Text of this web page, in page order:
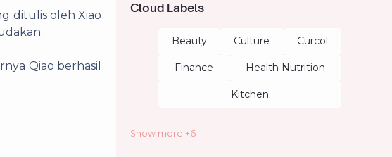
ditulis oleh Xiao
Qiao berhasil
Cloud Labels
Beauty Culture Curcol
Finance Health Nutrition
Kitchen
Literacy
Show more +6